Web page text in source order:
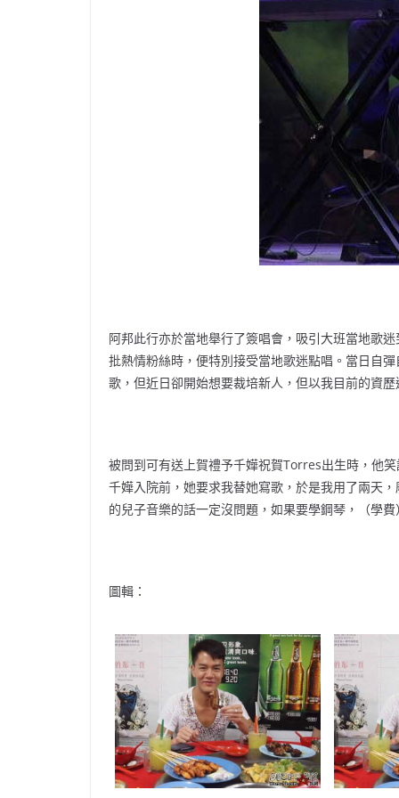
阿邦此行亦於當地舉行了簽唱會，吸引大班當地歌
批熱情粉絲時，便特別接受當地歌迷點唱。當日自
歌，但近日卻開始想要裁培新人，但以我目前的資
被問到可有送上賀禮予千嬅祝賀Torres出生時，他
千嬅入院前，她要求我替她寫歌，於是我用了兩天
的兒子音樂的話一定沒問題，如果要學鋼琴，（學
圖輯：